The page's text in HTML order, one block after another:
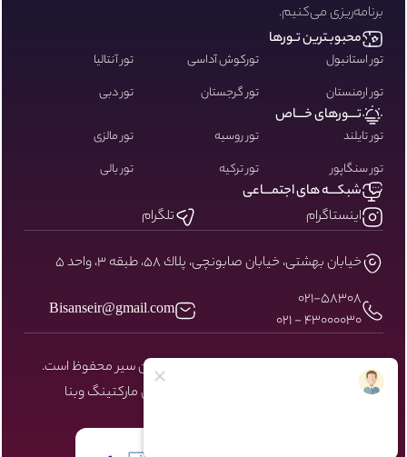
برنامه‌ریزی می‌کنیم.
محبوبـترین تـورها
تور استانبول تورکوش آداسی
تور آنتالیا
تور ارمنستان
تور گرجستان تور دبی
تـــورهای خـــاص
تور تایلند تور روسیه
تور مالزی
تور سنگاپور
تور ترکیه تور بالی
شبکـــه های اجتمـــاعی
اینستاگرام
تلگرام
خيابان بهشتى، خيابان صابونچى، پلاك ٥٨، طبقه ٣، واحد ٥
۰۲۱-58308
43000030 - 021
Bisanseir@gmail.com
کلیه حقوق مادی و معنوی سایت نزد بیسان سیر محفوظ است.
طراحی و توسعه توسط شرکت دیجیتال مارکتینگوبنا